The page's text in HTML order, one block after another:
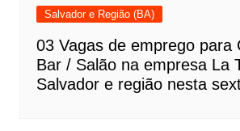
Salvador e Região (BA)
03 Vagas de emprego para
Bar / Salão na empresa La
Salvador e região nesta